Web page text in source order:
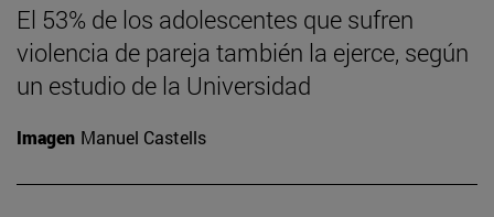
El 53% de los adolescentes que sufren
violencia de pareja también la ejerce, según
un estudio de la Universidad
Imagen Manuel Castells